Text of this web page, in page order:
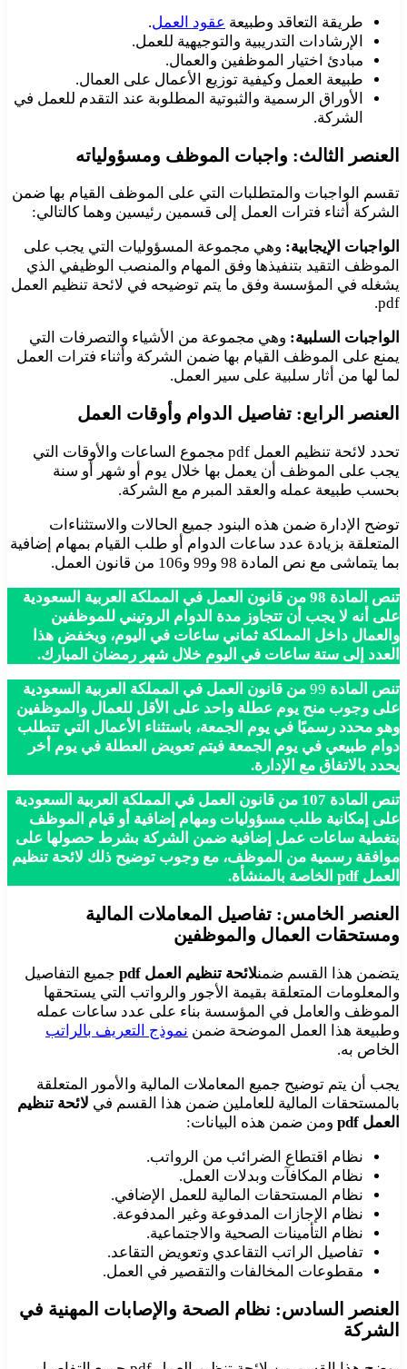
طريقة التعاقد وطبيعة عقود العمل.
الإرشادات التدريبية والتوجيهية للعمل.
مبادئ اختيار الموظفين والعمال.
طبيعة العمل وكيفية توزيع الأعمال على العمال.
الأوراق الرسمية والثبوتية المطلوبة عند التقدم للعمل في
الشركة.
العنصر الثالث: واجبات الموظف ومسؤولياته
تقسم الواجبات والمتطلبات التي على الموظف القيام بها ضمن
الشركة أثناء فترات العمل إلى قسمين رئيسين وهما كالتالي:
الواجبات الإيجابية: وهي مجموعة المسؤوليات التي يجب على
الموظف التقيد بتنفيذها وفق المهام والمنصب الوظيفي الذي
يشغله في المؤسسة وفق ما يتم توضيحه في لائحة تنظيم العمل
pdf.
الواجبات السلبية: وهي مجموعة من الأشياء والتصرفات التي
يمنع على الموظف القيام بها ضمن الشركة وأثناء فترات العمل
لما لها من أثار سلبية على سير العمل.
العنصر الرابع: تفاصيل الدوام وأوقات العمل
تحدد لائحة تنظيم العمل pdf مجموع الساعات والأوقات التي
يجب على الموظف أن يعمل بها خلال يوم أو شهر أو سنة
بحسب طبيعة عمله والعقد المبرم مع الشركة.
توضح الإدارة ضمن هذه البنود جميع الحالات والاستثناءات
المتعلقة بزيادة عدد ساعات الدوام أو طلب القيام بمهام إضافية
بما يتماشى مع نص المادة 98 و99 و106 من قانون العمل.
تنص المادة 98 من قانون العمل في المملكة العربية السعودية
على أنه لا يجب أن تتجاوز مدة الدوام الروتيني للموظفين
والعمال داخل المملكة ثماني ساعات في اليوم، ويخفض هذا
العدد إلى ستة ساعات في اليوم خلال شهر رمضان المبارك.
تنص المادة
من قانون العمل في المملكة العربية السعودية
على وجوب منح يوم عطلة واحد على الأقل للعمال والموظفين
وهو محدد رسميًا في يوم الجمعة، باستثناء الأعمال التي تتطلب
دوام طبيعي في يوم الجمعة فيتم تعويض العطلة في يوم أخر
يحدد بالاتفاق مع الإدارة.
تنص المادة 107 من قانون العمل في المملكة العربية السعودية
على إمكانية طلب مسؤوليات ومهام إضافية أو قيام الموظف
بتغطية ساعات عمل إضافية ضمن الشركة بشرط حصولها على
موافقة رسمية من الموظف، مع وجوب توضيح ذلك لائحة تنظيم
العمل pdf الخاصة بالمنشأة.
العنصر الخامس: تفاصيل المعاملات المالية
ومستحقات العمال والموظفين
يتضمن هذا القسم ضمنلائحة تنظيم العمل pdf
جميع التفاصيل
والمعلومات المتعلقة بقيمة الأجور والرواتب التي يستحقها
الموظف والعامل في المؤسسة بناء على عدد ساعات عمله
وطبيعة هذا العمل الموضحة ضمن نموذج التعريف بالراتب
الخاص به.
يجب أن يتم توضيح جميع المعاملات المالية والأمور المتعلقة
بالمستحقات المالية للعاملين ضمن هذا القسم في لائحة تنظيم
العمل pdf
ومن ضمن هذه البيانات:
نظام اقتطاع الضرائب من الرواتب.
نظام المكافآت وبدلات العمل.
نظام المستحقات المالية للعمل الإضافي.
نظام الإجازات المدفوعة وغير المدفوعة.
نظام التأمينات الصحية والاجتماعية.
تفاصيل الراتب التقاعدي وتعويض التقاعد.
مقطوعات المخالفات والتقصير في العمل.
العنصر السادس: نظام الصحة والإصابات المهنية في
الشركة